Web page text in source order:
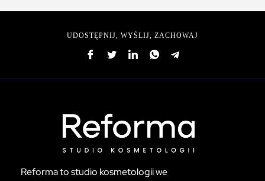
UDOSTĘPNIJ, WYŚLIJ, ZACHOWAJ
Reforma to studio kosmetologii we